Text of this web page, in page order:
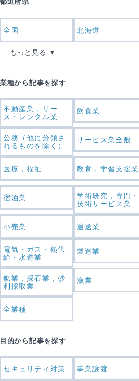
全国 北海道
もっと見る
業種から記事を探す
不動産業，リー
ス・レンタル業
飲食業
公務（他に分類さ
れるものを除く）
サービス業全般
医療，福祉 教育，学習支援業
宿泊業
学術研究，専門・
技術サービス業
小売業 運送業
電気・ガス・熱供
給・水道業
製造業
鉱業，採石業，砂
利採取業
漁業
全業種
目的から記事を探す
セキュリティ対策 事業譲渡